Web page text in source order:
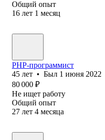
Общий опыт
16 лет 1 месяц
PHP-программист
45 лет • Был 1 июня 2022
80 000 ₽
Не ищет работу
Общий опыт
27 лет 4 месяца